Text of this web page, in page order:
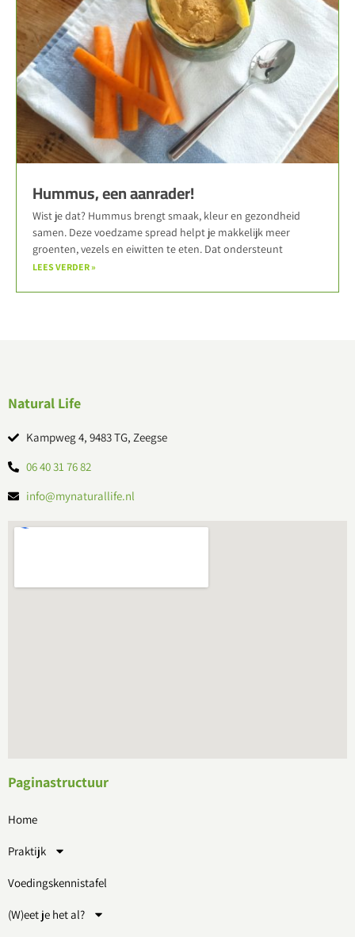
Hummus, een aanrader!
Wist je dat? Hummus brengt smaak, kleur en gezondheid
samen. Deze voedzame spread helpt je makkelijk meer
groenten, vezels en eiwitten te eten. Dat ondersteunt
LEES VERDER »
Natural Life
Kampweg 4, 9483 TG, Zeegse
06 40 31 76 82
info@mynaturallife.nl
Paginastructuur
Home
Praktijk
Voedingskennistafel
(W)eet je het al?